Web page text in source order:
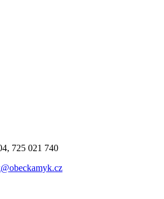
725 021 740